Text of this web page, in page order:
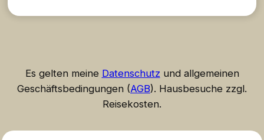
Es gelten meine Datenschutz und allgemeinen
Geschäftsbedingungen (AGB). Hausbesuche zzgl.
Reisekosten.